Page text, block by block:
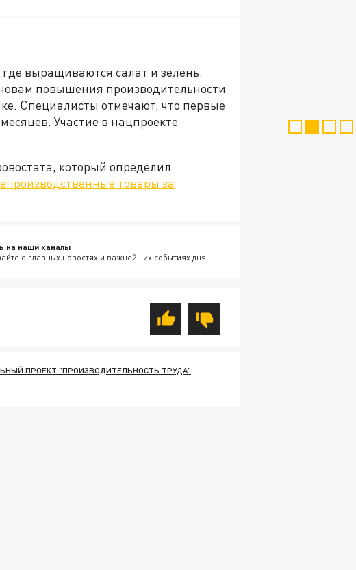
выращиваются салат и зелень.
повышения производительности
Специалисты отмечают, что первые
Участие в нацпроекте
который определил
товары за
на наши каналы
о главных новостях и важнейших событиях дня.
ПРОЕКТ "ПРОИЗВОДИТЕЛЬНОСТЬ ТРУДА"